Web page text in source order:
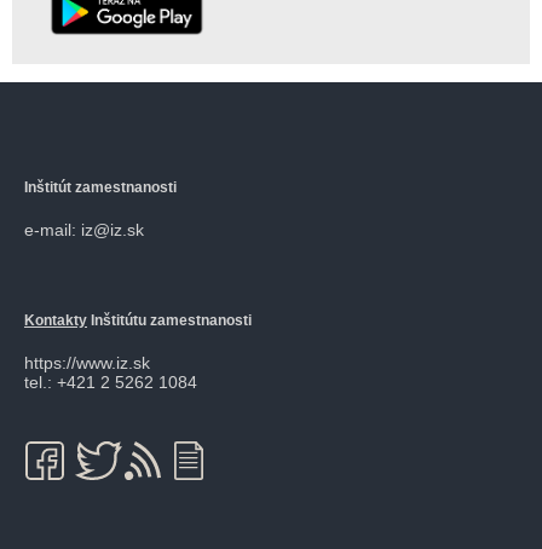
Inštitút zamestnanosti
e-mail: iz@iz.sk
Kontakty Inštitútu zamestnanosti
https://www.iz.sk
tel.: +421 2 5262 1084